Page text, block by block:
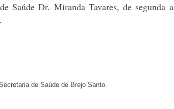
Saúde Dr. Miranda Tavares, de segunda a
de Saúde de Brejo Santo.